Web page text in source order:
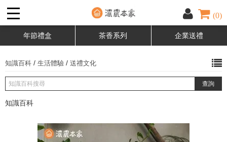
(0)
年節禮盒 茶香系列 企業送禮
知識百科 / 生活體驗 / 送禮文化
知識百科